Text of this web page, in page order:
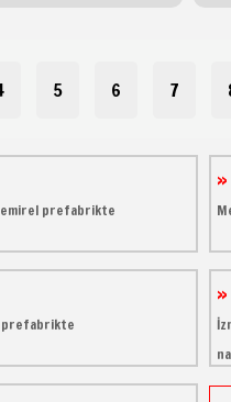
5 6 7
prefabrikte
prefabrikte